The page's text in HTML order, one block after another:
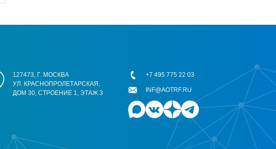
127473, Г. МОСКВА
УЛ. КРАСНОПРОЛЕТАРСКАЯ,
ДОМ 30, СТРОЕНИЕ 1, ЭТАЖ 3
+7 495 775 22 03
INF@AOTRF.RU